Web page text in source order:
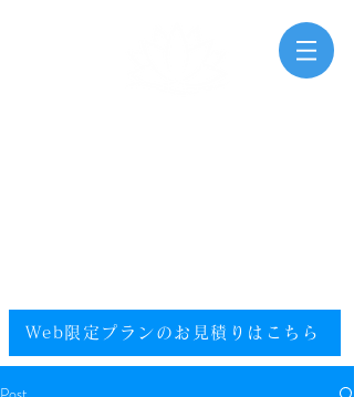
Web限定プランのお見積りはこちら​